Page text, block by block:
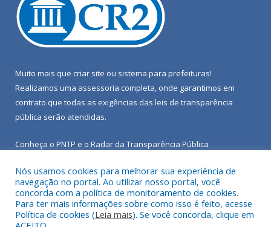
Muito mais que criar site ou sistema para prefeituras!
Realizamos uma assessoria completa, onde garantimos em
contrato que todas as exigências das leis de transparência
pública serão atendidas.
Conheça o PNTP e o Radar da Transparência Pública
Todos os direitos reservados a Câmara Municipal de Porto de
Moz.
Nós usamos cookies para melhorar sua experiência de
navegação no portal. Ao utilizar nosso portal, você
concorda com a política de monitoramento de cookies.
Para ter mais informações sobre como isso é feito, acesse
Política de cookies (Leia mais). Se você concorda, clique em